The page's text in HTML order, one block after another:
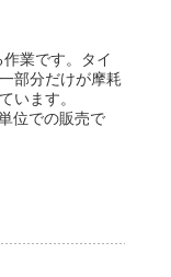
業です。タイ
部分だけが摩耗
います。
位での販売で